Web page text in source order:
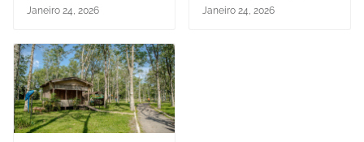
Janeiro 24, 2026 Janeiro 24, 2026